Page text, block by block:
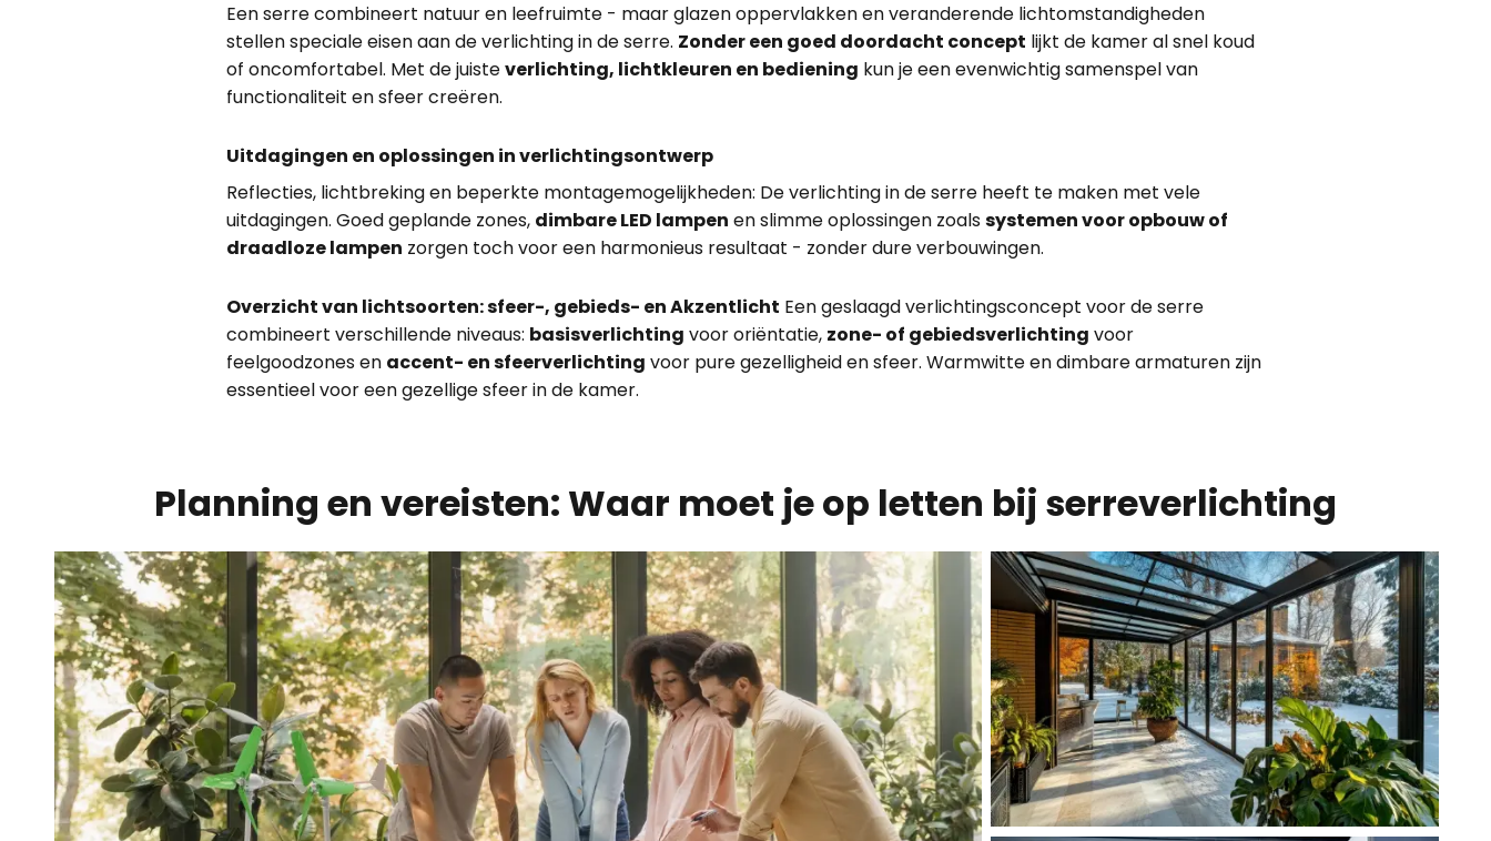
Een serre combineert natuur en leefruimte - maar glazen oppervlakken en veranderende lichtomstandigheden
stellen speciale eisen aan de verlichting in de serre. Zonder een goed doordacht concept lijkt de kamer al snel koud
of oncomfortabel. Met de juisteverlichting, lichtkleuren en bediening kun je een evenwichtig samenspel van
functionaliteit en sfeer creëren.
Uitdagingen en oplossingen in verlichtingsontwerp
Reflecties, lichtbreking en beperkte montagemogelijkheden: De verlichting in de serre heeft te maken met vele
uitdagingen. Goed geplande zones, dimbare LED lampen en slimme oplossingen zoalssystemen voor opbouw of
draadloze lampen zorgen toch voor een harmonieus resultaat - zonder dure verbouwingen.
Overzicht van lichtsoorten: sfeer-, gebieds- en Akzentlicht Een geslaagd verlichtingsconcept voor de serre
combineert verschillende niveaus: basisverlichting voor oriëntatie, zone- of gebiedsverlichting voor
feelgoodzones en accent- en sfeerverlichting voor pure gezelligheid en sfeer. Warmwitte en dimbare armaturen zijn
essentieel voor een gezellige sfeer in de kamer.
Planning en vereisten: Waar moet je op letten bij serreverlichting